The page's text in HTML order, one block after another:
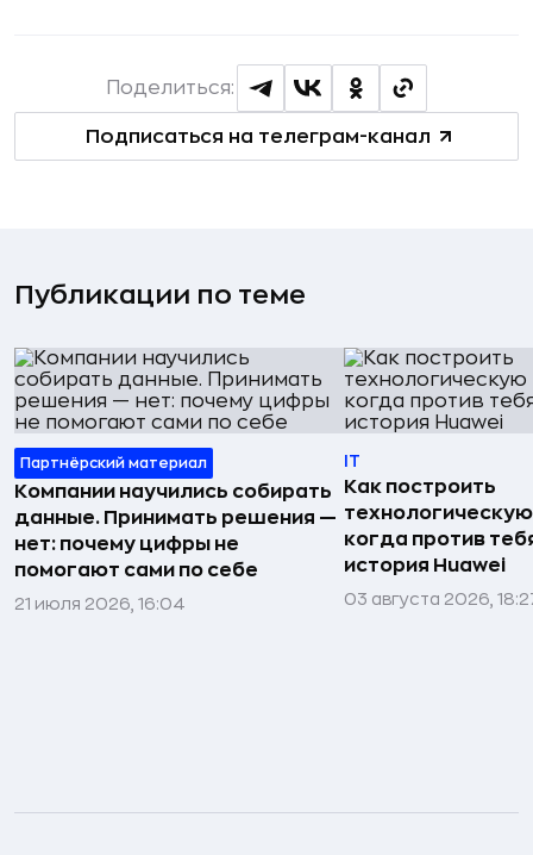
Подписаться на телеграм-канал
Поделиться:
Публикации по теме
Партнёрский материал
Компании научились собирать
данные. Принимать решения —
нет: почему цифры не
помогают сами по себе
21 июля 2026, 16:04
IT
Как построить
когда против
история Huawei
03 августа 2026,